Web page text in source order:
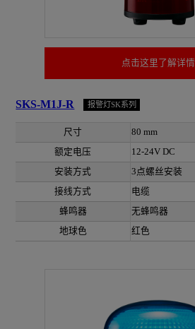
点击这里了解详情
SKS-M1J-R 报警灯SK系列
尺寸
80 mm
额定电压
12-24V DC
安装方式
3点螺丝安装
接线方式
电缆
蜂鸣器
无蜂鸣器
地球色
红色